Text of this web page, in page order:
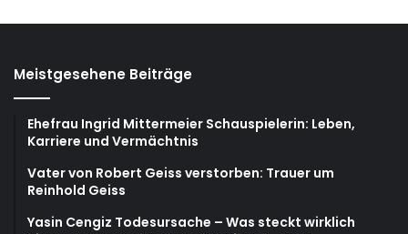
Meistgesehene Beiträge
Ehefrau Ingrid Mittermeier Schauspielerin: Leben,
Karriere und Vermächtnis
Vater von Robert Geiss verstorben: Trauer um
Reinhold Geiss
Yasin Cengiz Todesursache – Was steckt wirklich